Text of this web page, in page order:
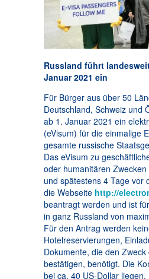
Russland führt
Januar 2021 ein
Für Bürger aus über 50
Deutschland, Schweiz und
ab 1. Januar 2021 ein
(eVisum) für die einmalige
gesamte russische
Das eVisum zu
oder humanitären
und spätestens 4 Tage vor
die Webseite http://
beantragt werden und ist
in ganz Russland von
Für den Antrag werden
Hotelreservierungen,
Dokumente, die den Zweck
bestätigen, benötigt. Die
bei ca. 40 US-Dollar liegen.